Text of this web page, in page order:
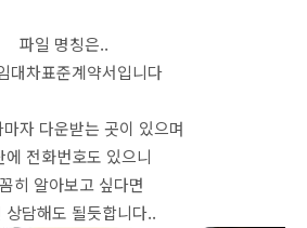
파일 명칭은..
대차표준계약서입니다
자 다운받는 곳이 있으며
에 전화번호도 있으니
히 알아보고 싶다면
상담해도 될듯합니다..